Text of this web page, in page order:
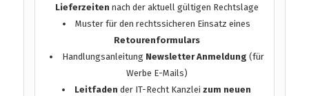
Lieferzeiten nach der aktuell gültigen Rechtslage
Muster für den rechtssicheren Einsatz eines
Retourenformulars
Handlungsanleitung Newsletter Anmeldung (für
Werbe E-Mails)
Leitfaden der IT-Recht Kanzleizum neuen